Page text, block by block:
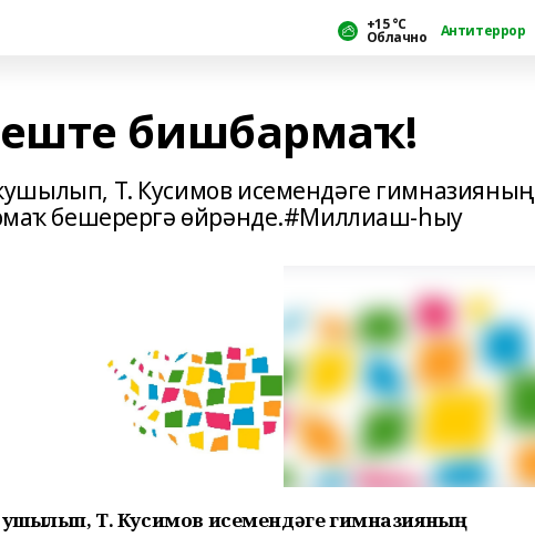
+15 °С
Облачно Антитеррор
бишбармаҡ!
Т. Кусимов исемендәге гимназияның
бешерергә өйрәнде.#Миллиаш-һыу
Т. Кусимов исемендәге гимназияның